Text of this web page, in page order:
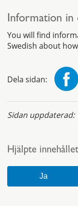
Information in
You will find
Swedish about
Dela sidan:
Sidan uppdaterad:
Hjälpte